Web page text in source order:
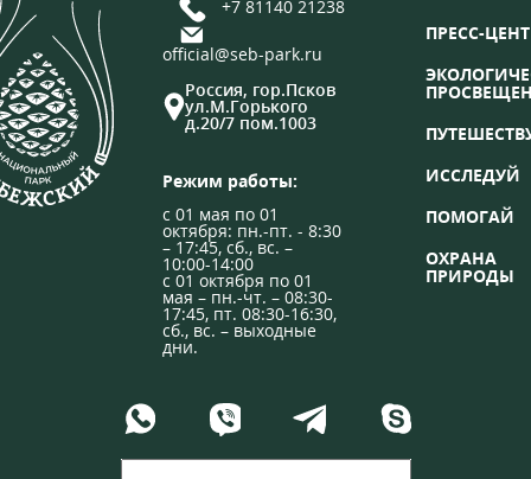
+7 81140 21238
official@seb-park.ru
Россия, гор.Псков
ул.М.Горького
д.20/7 пом.1003
Режим работы:
с 01 мая по 01
октября: пн.-пт. - 8:30
– 17:45, сб., вс. –
10:00-14:00
с 01 октября по 01
мая – пн.-чт. – 08:30-
17:45, пт. 08:30-16:30,
сб., вс. – выходные
дни.
ПРЕСС-
ИССЛЕДУЙ
ПОМОГАЙ
ОХРАНА
ПРИРОДЫ